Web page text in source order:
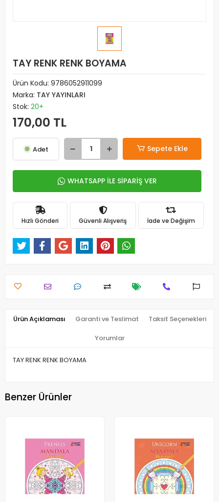
TAY RENK RENK BOYAMA
Ürün Kodu: 9786052911099
Marka: TAY YAYINLARI
Stok: 20+
170,00 TL
Adet Sepete Ekle
WHATSAPP İLE SİPARİŞ VER
Hızlı Gönderi Güvenli Alışveriş İade ve Değişim
Ürün Açıklaması Garanti ve Teslimat Taksit Seçenekleri
Yorumlar
TAY RENK RENK BOYAMA
Benzer Ürünler